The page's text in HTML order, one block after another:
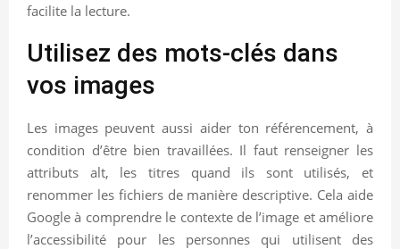
facilite la lecture.
Utilisez des mots-clés dans
vos images
Les images peuvent aussi aider ton référencement, à
condition d’être bien travaillées. Il faut renseigner les
attributs alt, les titres quand ils sont utilisés, et
renommer les fichiers de manière descriptive. Cela aide
Google à comprendre le contexte de l’image et améliore
l’accessibilité pour les personnes qui utilisent des